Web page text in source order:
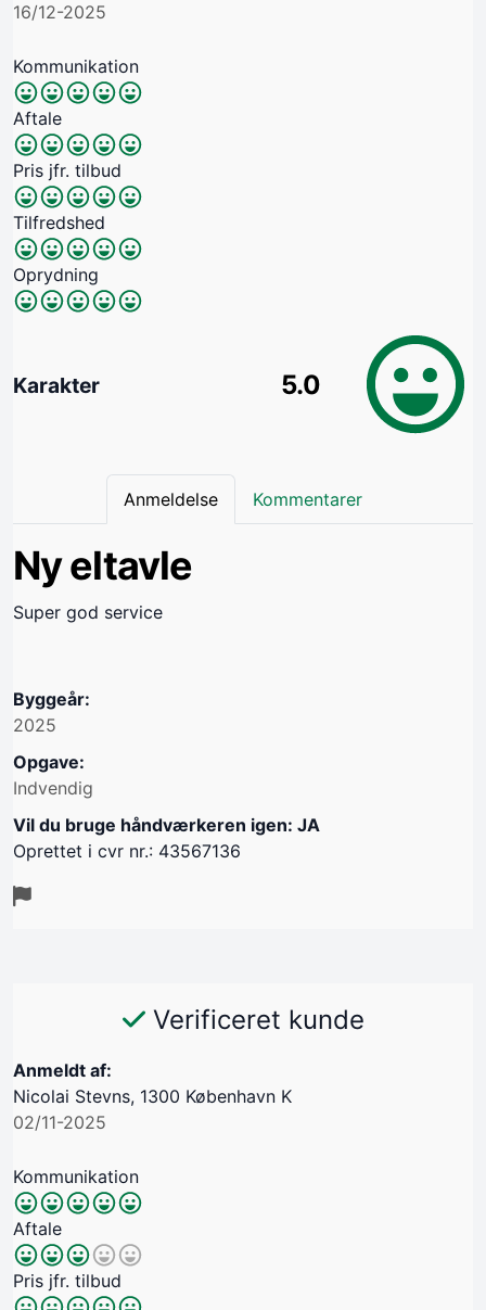
16/12-2025
Kommunikation
Aftale
Pris jfr. tilbud
Tilfredshed
Oprydning
Karakter 5.0
Anmeldelse Kommentarer
Ny eltavle
Super god service
Byggeår:
2025
Opgave:
Indvendig
Vil du bruge håndværkeren igen: JA
Oprettet i cvr nr.: 43567136
Verificeret kunde
Anmeldt af:
Nicolai Stevns, 1300 København K
02/11-2025
Kommunikation
Aftale
Pris jfr. tilbud